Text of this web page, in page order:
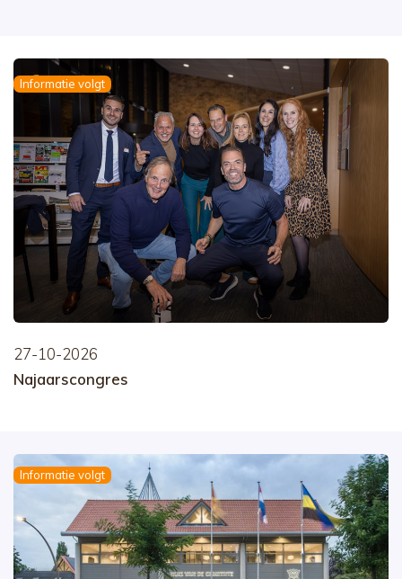
Informatie volgt
27-10-2026
Najaarscongres
Informatie volgt